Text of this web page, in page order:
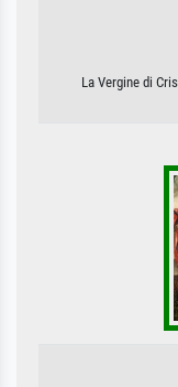
La Vergine di